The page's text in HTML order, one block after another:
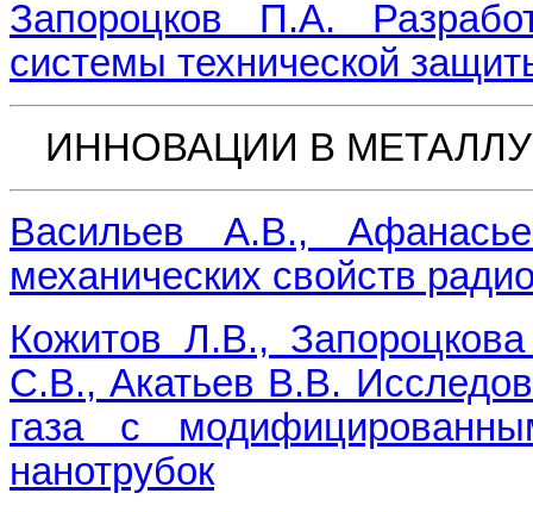
Запороцков П.А.
системы технической
ИННОВАЦИИ В
Васильев А.В.,
механических свойств
Кожитов Л.В.,
С.В., Акатьев В.В.
газа с
нанотрубок